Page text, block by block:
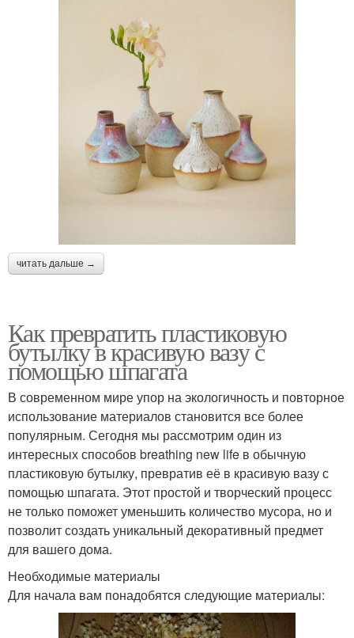
читать дальше →
Как превратить пластиковую
бутылку в красивую вазу с
помощью шпагата
В современном мире упор на экологичность и повторное
использование материалов становится все более
популярным. Сегодня мы рассмотрим один из
интересных способов breathing new life в обычную
пластиковую бутылку, превратив её в красивую вазу с
помощью шпагата. Этот простой и творческий процесс
не только поможет уменьшить количество мусора, но и
позволит создать уникальный декоративный предмет
для вашего дома.
Необходимые материалы
Для начала вам понадобятся следующие материалы: